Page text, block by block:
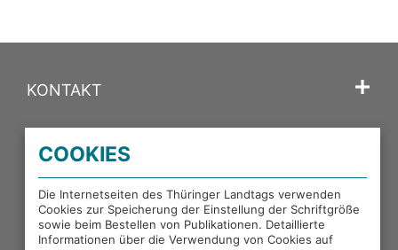
KONTAKT
PORTALE DES THÜRINGER LANDTAGS
EXTERNE LINKS
COOKIES
Die Internetseiten des Thüringer Landtags verwenden
Cookies zur Speicherung der Einstellung der Schriftgröße
sowie beim Bestellen von Publikationen. Detaillierte
Informationen über die Verwendung von Cookies auf